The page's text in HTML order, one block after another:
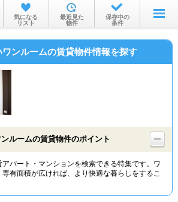
お部屋を探す
沿線・駅から
物件特集から
TOP
気になる
リスト
最近見た
物件
保存中の
条件
ンルームの賃貸物件情報を探す
ルームの賃貸物件のポイント
パート・マンションを検索できる特集です。ワ
有面積が広ければ、より快適な暮らしをするこ